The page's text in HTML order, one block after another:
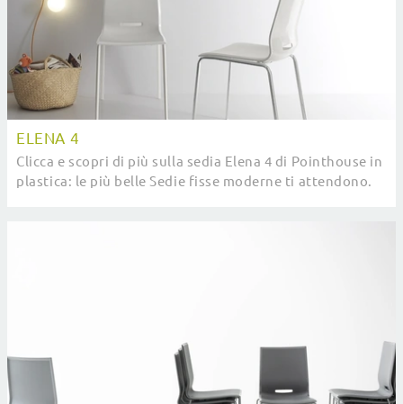
ELENA 4
Clicca e scopri di più sulla sedia Elena 4 di Pointhouse in
plastica: le più belle Sedie fisse moderne ti attendono.